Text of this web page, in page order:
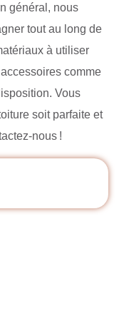
général, nous
tout au long de
à utiliser
comme
Vous
soit parfaite et
nous !